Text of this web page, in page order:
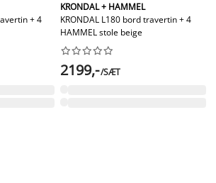
+ 4
KRONDAL + HAMMEL
KRONDAL L180 bord travertin + 4
HAMMEL stole beige






2199,-/SÆT